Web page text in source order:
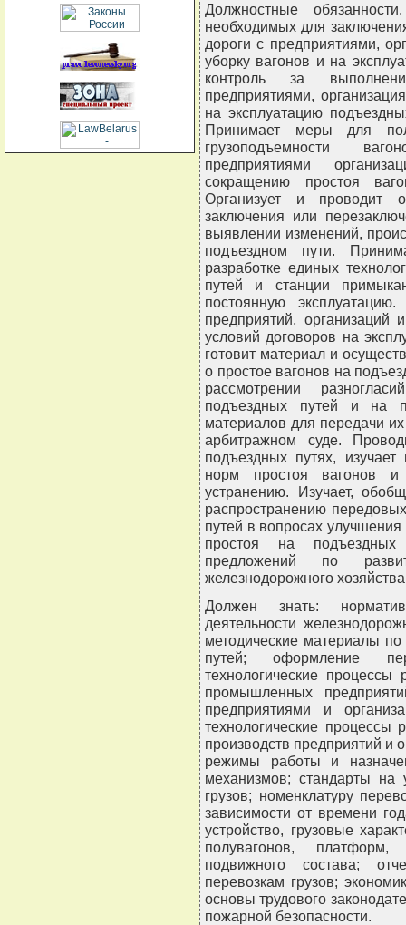
Должностные
необходимых для
дороги с предприятиями,
уборку вагонов и на
контроль за
предприятиями,
на эксплуатацию
Принимает меры для
грузоподъемности
предприятиями
сокращению простоя
Организует и проводит
заключения или
выявлении изменений,
подъездном пути.
разработке единых
путей и станции
постоянную
предприятий,
условий договоров на
готовит материал и
о простое вагонов на
рассмотрении
подъездных путей и на
материалов для передачи
арбитражном суде.
подъездных путях,
норм простоя вагонов и
устранению. Изучает,
распространению
путей в вопросах
простоя на
предложений по
железнодорожного
Должен знать:
деятельности
методические материалы
путей; оформление
технологические
промышленных
предприятиями и
технологические
производств предприятий и
режимы работы и
механизмов; стандарты на
грузов; номенклатуру
зависимости от времени
устройство, грузовые
полувагонов, платформ,
подвижного состава;
перевозкам грузов;
основы трудового
пожарной безопасности.